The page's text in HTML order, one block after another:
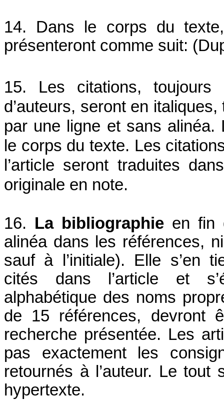
14. Dans le corps du
présenteront comme suit:
15. Les citations,
d’auteurs, seront en
par une ligne et sans alinéa.
le corps du texte. Les
l’article seront traduites
originale en note.
16. La bibliographie en fin
alinéa dans les références,
sauf à l’initiale). Elle s’en
cités dans l’article et
alphabétique des noms
de 15 références,
recherche présentée. Les
pas exactement les
retournés à l’auteur. Le
hypertexte.